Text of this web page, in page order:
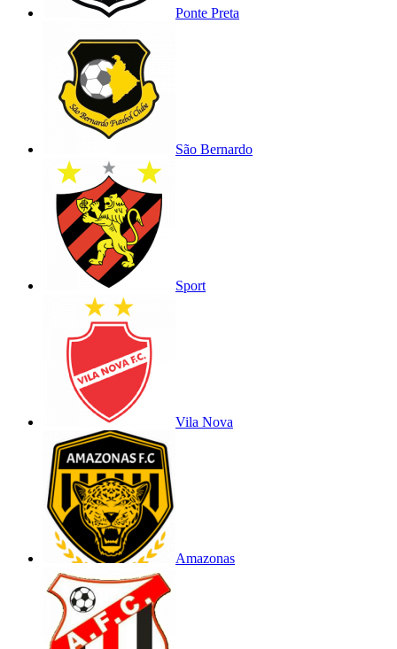
Ponte Preta
São Bernardo
Sport
Vila Nova
Amazonas